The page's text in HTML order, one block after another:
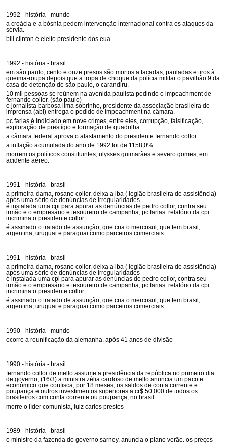
1992 - história - mundo
a croácia e a bósnia pedem intervenção internacional contra os ataques da
sérvia.
bill clinton é eleito presidente dos eua.
1992 - história - brasil
em são paulo, cento e onze presos são mortos a facadas, pauladas e tiros à
queima-roupa depois que a tropa de choque da polícia militar o pavilhão 9 da
casa de detenção de são paulo, o carandiru.
10 mil pessoas se reúnem na avenida paulista pedindo o impeachment de
fernando collor. (são paulo)
o jornalista barbosa lima sobrinho, presidente da associação brasileira de
imprensa (abi) entrega o pedido de impeachment na câmara.
pc farias é indiciado em nove crimes, entre eles, corrupção, falsificação,
exploração de prestígio e formação de quadrilha.
a câmara federal aprova o afastamento do presidente fernando collor
a inflação acumulada do ano de 1992 foi de 1158,0%
morrem os políticos constituintes, ulysses guimarães e severo gomes, em
acidente aéreo.
1991 - história - brasil
a primeira-dama, rosane collor, deixa a lba ( legião brasileira de assistência)
após uma série de denúncias de irregularidades
é instalada uma cpi para apurar as denúncias de pedro collor, contra seu
irmão e o empresário e tesoureiro de campanha, pc farias. relatório da cpi
incrimina o presidente collor
é assinado o tratado de assunção, que cria o mercosul, que tem brasil,
argentina, uruguai e paraguai como parceiros comerciais
1991 - história - brasil
a primeira-dama, rosane collor, deixa a lba ( legião brasileira de assistência)
após uma série de denúncias de irregularidades
é instalada uma cpi para apurar as denúncias de pedro collor, contra seu
irmão e o empresário e tesoureiro de campanha, pc farias. relatório da cpi
incrimina o presidente collor
é assinado o tratado de assunção, que cria o mercosul, que tem brasil,
argentina, uruguai e paraguai como parceiros comerciais
1990 - história - mundo
ocorre a reunificação da alemanha, após 41 anos de divisão
1990 - história - brasil
fernando collor de mello assume a presidência da república.no primeiro dia
de governo, (16/3) a ministra zélia cardoso de mello anuncia um pacote
econômico que confisca, por 18 meses, os saldos de conta corrente e
poupança e outros investimentos superiores a cr$ 50.000 de todos os
brasileiros com conta corrente ou poupança, no brasil
morre o líder comunista, luiz carlos prestes
1989 - história - brasil
o ministro da fazenda do governo sarney, anuncia o plano verão. os preços